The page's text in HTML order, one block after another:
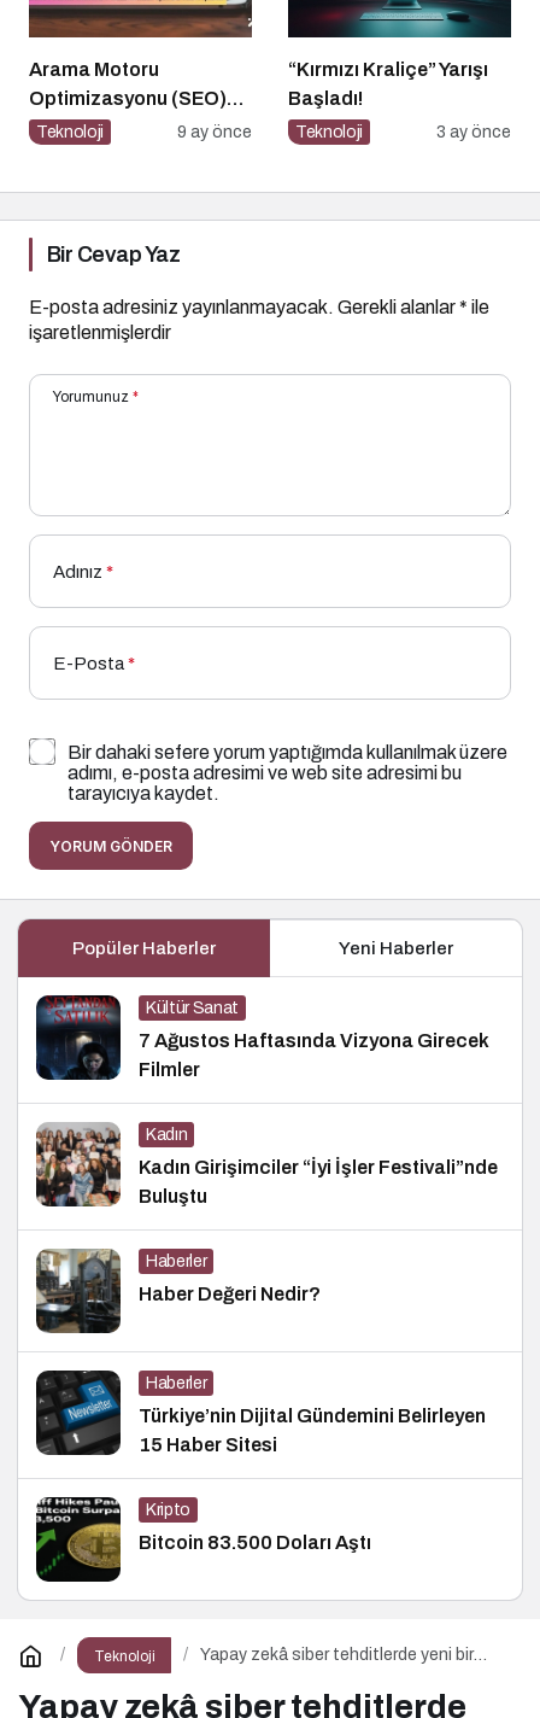
Arama Motoru
Optimizasyonu (SEO)
Nedir? Etkili SEO İçin 10
Teknoloji 9 ay önce
“Kırmızı Kraliçe” Yarışı
Başladı!
Teknoloji 3 ay önce
Bir Cevap Yaz
E-posta adresiniz yayınlanmayacak. Gerekli alanlar* ile
işaretlenmişlerdir
Yorumunuz *
Adınız *
E-Posta*
Bir dahaki sefere yorum yaptığımda kullanılmak üzere
adımı, e-posta adresimi ve web site adresimi bu
tarayıcıya kaydet.
YORUM GÖNDER
Popüler Haberler Yeni Haberler
Kültür Sanat
7 Ağustos Haftasında Vizyona Girecek
Filmler
Kadın
Kadın Girişimciler “İyi İşler Festivali”nde
Buluştu
Haberler
Haber Değeri Nedir?
Haberler
Türkiye’nin Dijital Gündemini Belirleyen
15 Haber Sitesi
Kripto
Bitcoin 83.500 Doları Aştı
Teknoloji
Yapay zekâ siber tehditlerde yeni bir
Yapay zekâ siber tehditlerde